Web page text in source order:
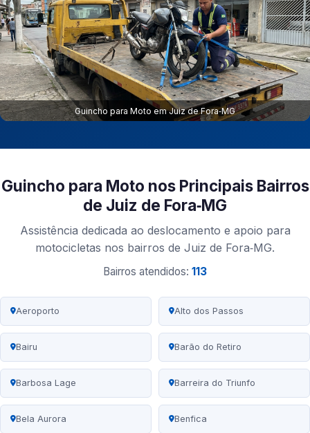
Guincho para Moto em Juiz de Fora‑MG
Guincho para Moto nos Principais Bairros
de Juiz de Fora‑MG
Assistência dedicada ao deslocamento e apoio para
motocicletas nos bairros de Juiz de Fora‑MG.
Bairros atendidos: 113
Aeroporto Alto dos Passos
Bairu Barão do Retiro
Barbosa Lage Barreira do Triunfo
Bela Aurora Benfica